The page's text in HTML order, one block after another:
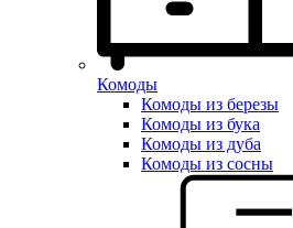
Комоды
Комоды из березы
Комоды из бука
Комоды из дуба
Комоды из сосны